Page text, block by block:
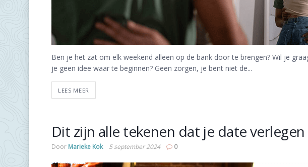
Ben je het zat om elk weekend alleen op de bank door te brengen? Wil je
je geen idee waar te beginnen? Geen zorgen, je bent niet de...
LEES MEER
Dit zijn alle tekenen dat je date verlegen
Door Marieke Kok 5 september 2024 0